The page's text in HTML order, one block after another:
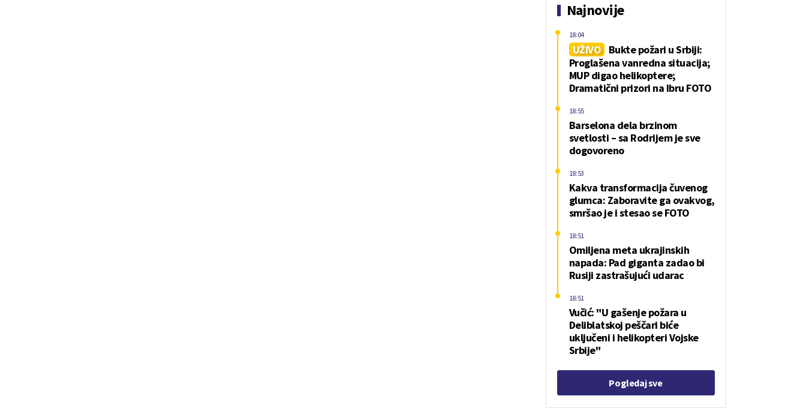
Najnovije
UŽIVO
Bukte požari u Srbiji:
Proglašena vanredna situacija;
MUP digao helikoptere;
Dramatični prizori na Ibru FOTO
18:04
Barselona dela brzinom
svetlosti – sa Rodrijem je sve
dogovoreno
18:55
Kakva transformacija čuvenog
glumca: Zaboravite ga ovakvog,
smršao je i stesao se FOTO
18:53
Omiljena meta ukrajinskih
napada: Pad giganta zadao bi
Rusiji zastrašujući udarac
18:51
Vučić: "U gašenje požara u
Deliblatskoj peščari biće
uključeni i helikopteri Vojske
Srbije"
18:51
Pogledaj sve